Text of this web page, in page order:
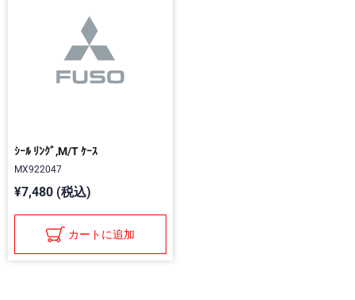
ｼｰﾙ ﾘﾝｸﾞ,M/T ｹｰｽ
MX922047
¥7,480 (税込)
カートに追加